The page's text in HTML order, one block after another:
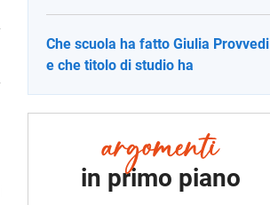
Che scuola ha fatto Giulia Provvedi
e che titolo di studio ha
in primo piano